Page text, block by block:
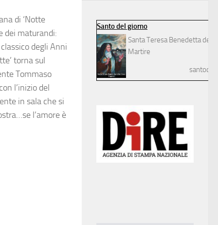
di ‘Notte
dei maturandi:
degli Anni
torna sul
Tommaso
l’inizio del
in sala che si
l’amore è
Santo del giorno
Santa Teresa Benedetta della
Martire